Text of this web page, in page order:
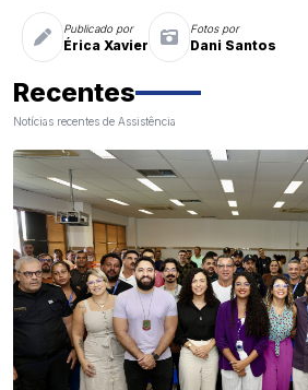
Publicado por
Érica Xavier
Fotos por
Dani Santos
Recentes
Notícias recentes de Assistência